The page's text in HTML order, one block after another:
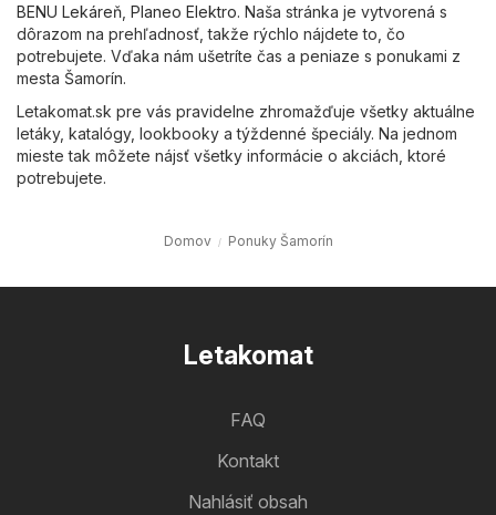
BENU Lekáreň Planeo Elektro. Naša stránka je vytvorená s
dôrazom na prehľadnosť, takže rýchlo nájdete to, čo
potrebujete. Vďaka nám ušetríte čas a peniaze s ponukami z
mesta Šamorín.
Letakomat.sk pre vás pravidelne zhromažďuje všetky aktuálne
letáky, katalógy, lookbooky a týždenné špeciály. Na jednom
mieste tak môžete nájsť všetky informácie o akciách, ktoré
potrebujete.
Domov Ponuky Šamorín
Letakomat
FAQ
Kontakt
Nahlásiť obsah